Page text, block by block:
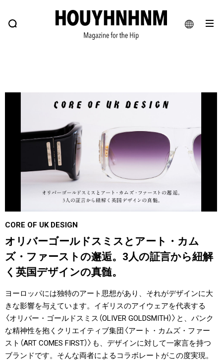
BLOG SNAP
#ESSENTIAL DESIGNS #古着サミット
#NEW VINTAGE #マイナーグッド図鑑
#路地裏てぃーん。 #MONTHLY JOURNAL
#GH 銘品の所以 #フイナムのYouTube
#Commune H #FOCUS IT #AH.H
#ととけん #FASHION #MUSIC #MOVIE
#LIFESTYLE
#SPORTS #HANDSOME HANDBOOK
CORE OF UK DESIGN
オリバーゴールドスミスとアート・カム
ズ・ファーストの邂逅。3人の証言から紐解
く英国デザインの真髄。
ヨーロッパには独特のアート思想があり、それがデザインに大
きな影響を与えています。イギリスのアイウェアを代表する
〈オリバー・ゴールドスミス（OLIVER GOLDSMITH）〉と、パンク
な精神性を抱くクリエイティブ集団〈アート・カムズ・ファー
スト（ART COMES FIRST）〉も、デザインに対して一家言を持つ
ブランドです。そんな両者によるコラボレートがこの度実現。